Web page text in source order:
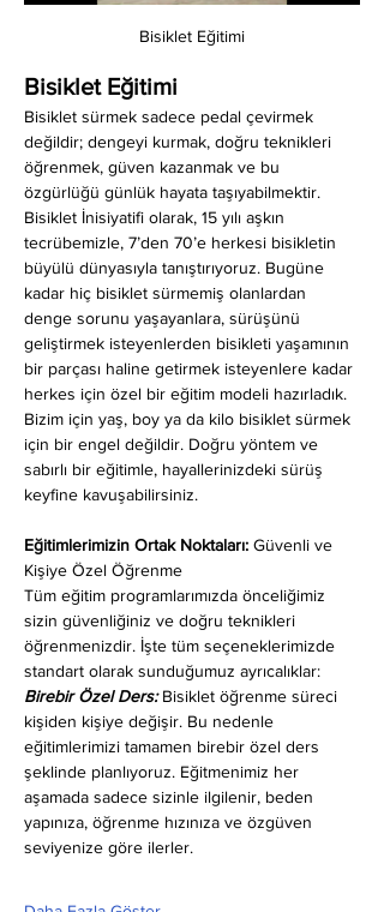
Bisiklet Eğitimi
Bisiklet Eğitimi
Bisiklet sürmek sadece pedal çevirmek
değildir; dengeyi kurmak, doğru teknikleri
öğrenmek, güven kazanmak ve bu
özgürlüğü günlük hayata taşıyabilmektir.
Bisiklet İnisiyatifi olarak, 15 yılı aşkın
tecrübemizle, 7’den 70’e herkesi bisikletin
büyülü dünyasıyla tanıştırıyoruz. Bugüne
kadar hiç bisiklet sürmemiş olanlardan
denge sorunu yaşayanlara, sürüşünü
geliştirmek isteyenlerden bisikleti yaşamının
bir parçası haline getirmek isteyenlere kadar
herkes için özel bir eğitim modeli hazırladık.
Bizim için yaş, boy ya da kilo bisiklet sürmek
için bir engel değildir. Doğru yöntem ve
sabırlı bir eğitimle, hayallerinizdeki sürüş
keyfine kavuşabilirsiniz.
Eğitimlerimizin Ortak Noktaları: Güvenli ve
Kişiye Özel Öğrenme
Tüm eğitim programlarımızda önceliğimiz
sizin güvenliğiniz ve doğru teknikleri
öğrenmenizdir. İşte tüm seçeneklerimizde
standart olarak sunduğumuz ayrıcalıklar:
Birebir Özel Ders: Bisiklet öğrenme süreci
kişiden kişiye değişir. Bu nedenle
eğitimlerimizi tamamen birebir özel ders
şeklinde planlıyoruz. Eğitmenimiz her
aşamada sadece sizinle ilgilenir, beden
yapınıza, öğrenme hızınıza ve özgüven
seviyenize göre ilerler.